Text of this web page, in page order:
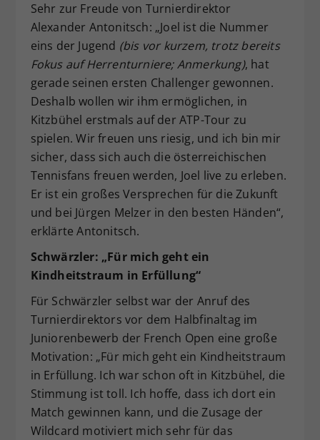
Sehr zur Freude von Turnierdirektor
Alexander Antonitsch: „Joel ist die Nummer
eins der Jugend (bis vor kurzem, trotz bereits
Fokus auf Herrenturniere; Anmerkung), hat
gerade seinen ersten Challenger gewonnen.
Deshalb wollen wir ihm ermöglichen, in
Kitzbühel erstmals auf der ATP-Tour zu
spielen. Wir freuen uns riesig, und ich bin mir
sicher, dass sich auch die österreichischen
Tennisfans freuen werden, Joel live zu erleben.
Er ist ein großes Versprechen für die Zukunft
und bei Jürgen Melzer in den besten Händen“,
erklärte Antonitsch.
Schwärzler: „Für mich geht ein
Kindheitstraum in Erfüllung“
Für Schwärzler selbst war der Anruf des
Turnierdirektors vor dem Halbfinaltag im
Juniorenbewerb der French Open eine große
Motivation: „Für mich geht ein Kindheitstraum
in Erfüllung. Ich war schon oft in Kitzbühel, die
Stimmung ist toll. Ich hoffe, dass ich dort ein
Match gewinnen kann, und die Zusage der
Wildcard motiviert mich sehr für das